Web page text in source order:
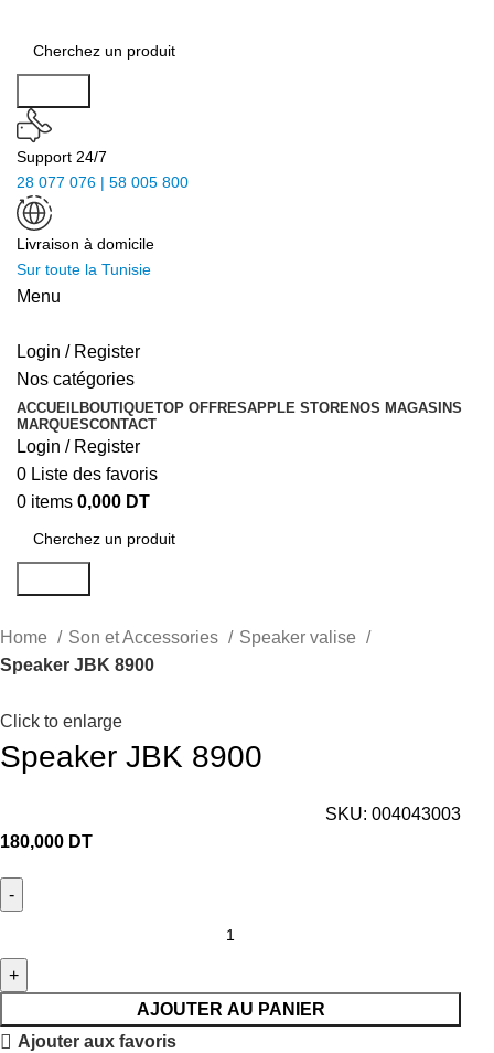
Support 24/7
28 077 076 | 58 005 800
Livraison à domicile
Sur toute la Tunisie
Menu
Login / Register
Nos catégories
ACCUEILBOUTIQUETOP OFFRESAPPLE STORENOS MAGASINS
MARQUESCONTACT
Login / Register
0 Liste des favoris
0 items 0,000 DT
Home Son et Accessories
Speaker valise
Speaker JBK 8900
Click to enlarge
Speaker JBK 8900
SKU:004043003
180,000 DT
AJOUTER AU PANIER
Ajouter aux favoris